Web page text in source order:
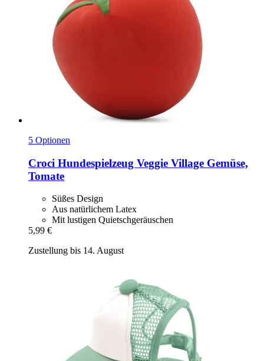
5 Optionen
Croci Hundespielzeug Veggie Village Gemüse,
Tomate
Süßes Design
Aus natürlichem Latex
Mit lustigen Quietschgeräuschen
5,99 €
Zustellung bis 14. August